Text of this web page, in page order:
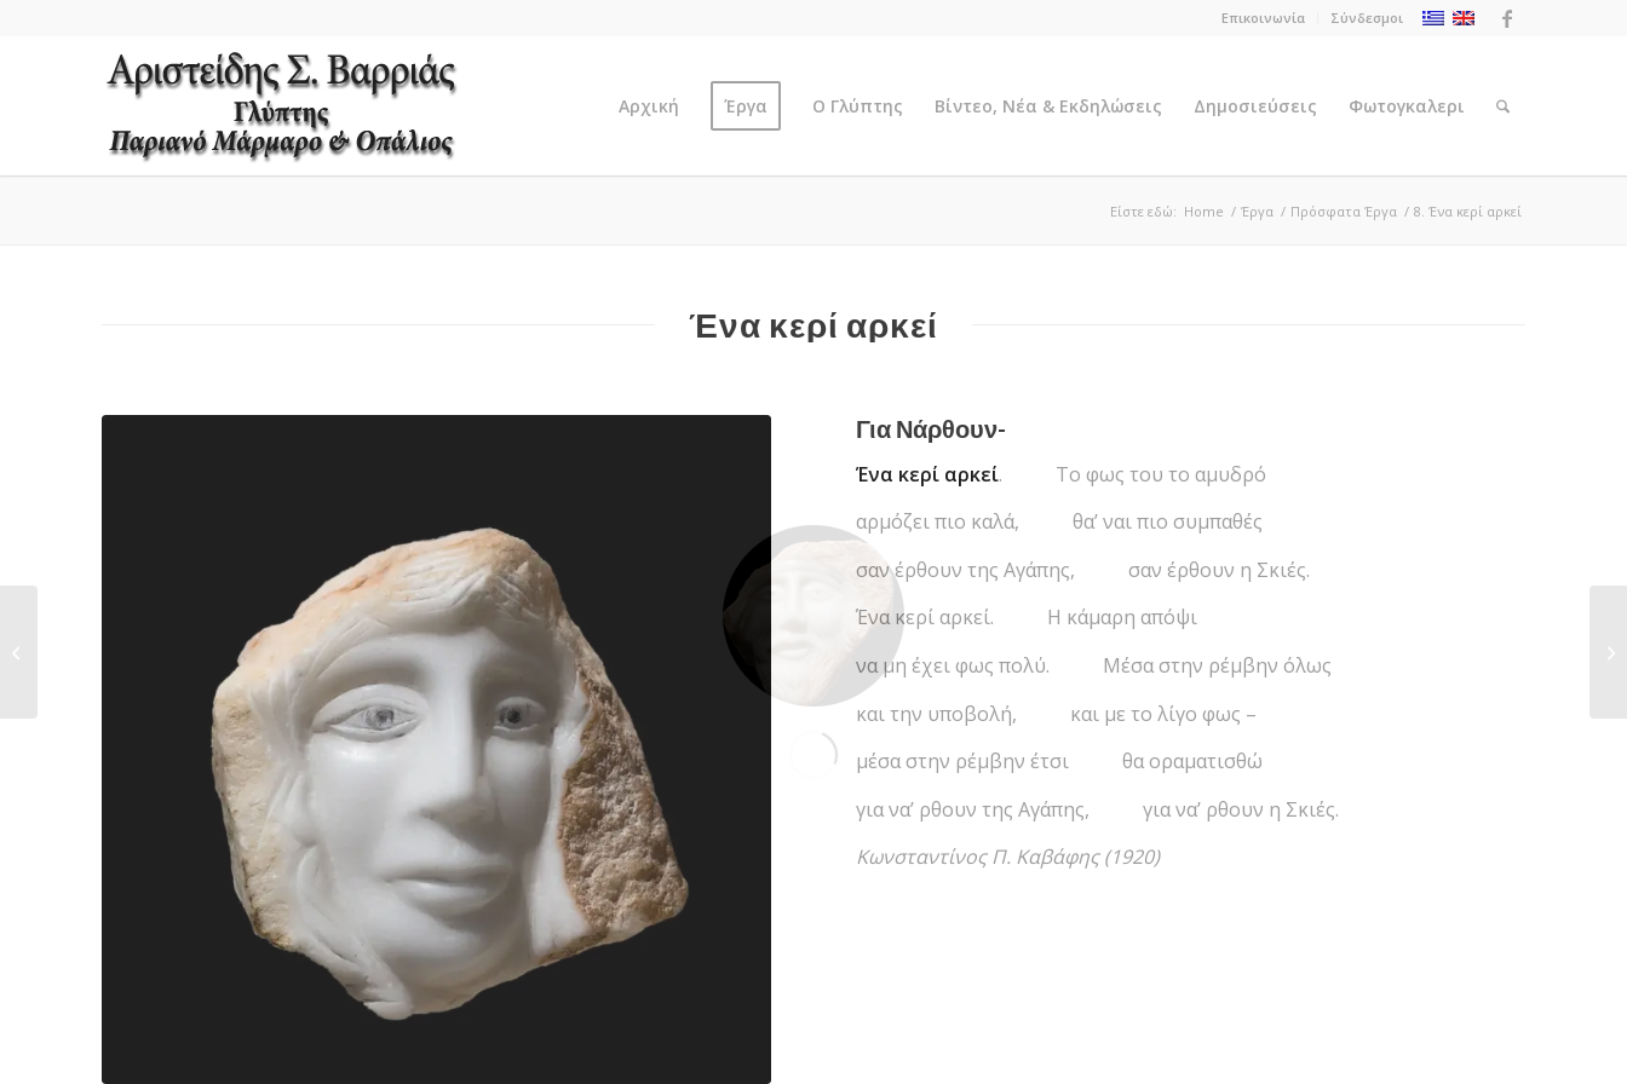
Επικοινωνία Σύνδεσμοι
Αρχική Έργα Ο Γλύπτης Βίντεο, Νέα & Εκδηλώσεις Δημοσιεύσεις Φωτογκαλερι
Είστε εδώ: Home / Έργα / Πρόσφατα Έργα / 8. Ένα κερί αρκεί
Ένα κερί αρκεί
Για Νάρθουν-
Ένα κερί αρκεί. Το φως του το αμυδρό
αρμόζει πιο καλά, θα’ ναι πιο συμπαθές
σαν έρθουν της Αγάπης, σαν έρθουν η Σκιές.
Ένα κερί αρκεί. Η κάμαρη απόψι
να μη έχει φως πολύ. Μέσα στην ρέμβην όλως
και την υποβολή, και με το λίγο φως –
μέσα στην ρέμβην έτσι θα οραματισθώ
για να’ ρθουν της Αγάπης, για να’ ρθουν η Σκιές.
Κωνσταντίνος Π. Καβάφης (1920)